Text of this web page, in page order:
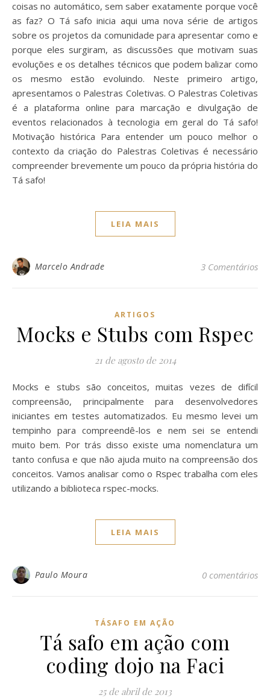
coisas no automático, sem saber exatamente porque você
as faz? O Tá safo inicia aqui uma nova série de artigos
sobre os projetos da comunidade para apresentar como e
porque eles surgiram, as discussões que motivam suas
evoluções e os detalhes técnicos que podem balizar como
os mesmo estão evoluindo. Neste primeiro artigo,
apresentamos o Palestras Coletivas. O Palestras Coletivas
é a plataforma online para marcação e divulgação de
eventos relacionados à tecnologia em geral do Tá safo!
Motivação histórica Para entender um pouco melhor o
contexto da criação do Palestras Coletivas é necessário
compreender brevemente um pouco da própria história do
Tá safo!
LEIA MAIS
Marcelo Andrade 3 Comentários
ARTIGOS
Mocks e Stubs com Rspec
21 de agosto de 2014
Mocks e stubs são conceitos, muitas vezes de difícil
compreensão, principalmente para desenvolvedores
iniciantes em testes automatizados. Eu mesmo levei um
tempinho para compreendê-los e nem sei se entendi
muito bem. Por trás disso existe uma nomenclatura um
tanto confusa e que não ajuda muito na compreensão dos
conceitos. Vamos analisar como o Rspec trabalha com eles
utilizando a biblioteca rspec-mocks.
LEIA MAIS
Paulo Moura 0 comentários
TÁSAFO EM AÇÃO
Tá safo em ação com
coding dojo na Faci
25 de abril de 2013